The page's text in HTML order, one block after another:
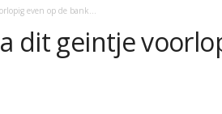
even op de bank…
dit geintje